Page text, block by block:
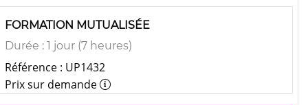
FORMATION MUTUALISÉE
Durée : 1 jour (7 heures)
Référence : UP1432
Prix sur demande